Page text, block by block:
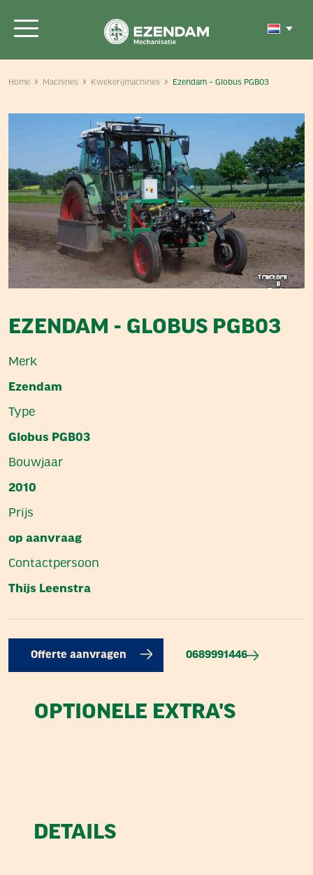
Home Machines Kwekerijmachines Ezendam – Globus PGB03
EZENDAM - GLOBUS PGB03
Merk
Ezendam
Type
Globus PGB03
Bouwjaar
2010
Prijs
op aanvraag
Contactpersoon
Thijs Leenstra
Offerte aanvragen 0689991446
OPTIONELE EXTRA'S
DETAILS